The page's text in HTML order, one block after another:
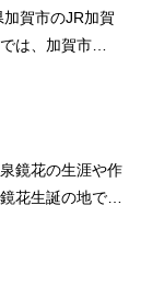
賀市のJR加賀
は、加賀市…
鏡花の生涯や作
花生誕の地で…